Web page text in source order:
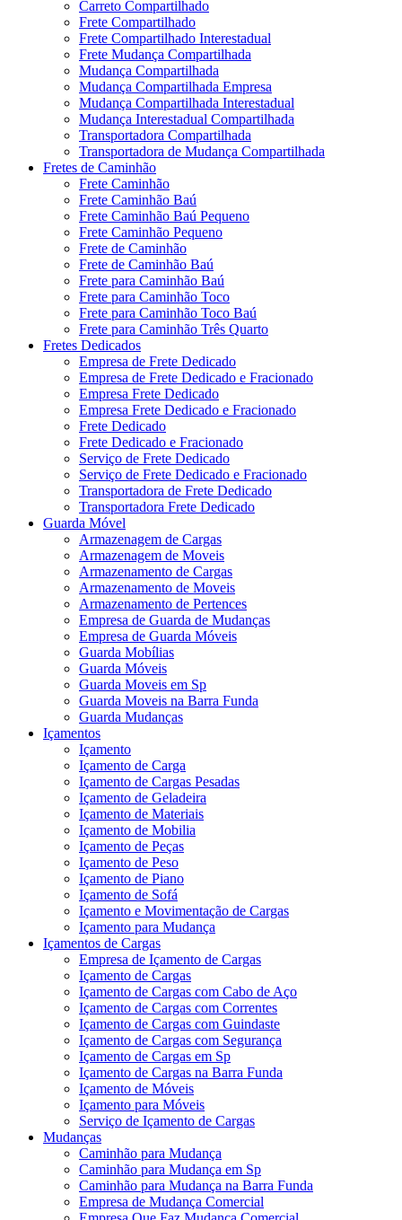
Carreto Compartilhado
Frete Compartilhado
Frete Compartilhado Interestadual
Frete Mudança Compartilhada
Mudança Compartilhada
Mudança Compartilhada Empresa
Mudança Compartilhada Interestadual
Mudança Interestadual Compartilhada
Transportadora Compartilhada
Transportadora de Mudança Compartilhada
Fretes de Caminhão
Frete Caminhão
Frete Caminhão Baú
Frete Caminhão Baú Pequeno
Frete Caminhão Pequeno
Frete de Caminhão
Frete de Caminhão Baú
Frete para Caminhão Baú
Frete para Caminhão Toco
Frete para Caminhão Toco Baú
Frete para Caminhão Três Quarto
Fretes Dedicados
Empresa de Frete Dedicado
Empresa de Frete Dedicado e Fracionado
Empresa Frete Dedicado
Empresa Frete Dedicado e Fracionado
Frete Dedicado
Frete Dedicado e Fracionado
Serviço de Frete Dedicado
Serviço de Frete Dedicado e Fracionado
Transportadora de Frete Dedicado
Transportadora Frete Dedicado
Guarda Móvel
Armazenagem de Cargas
Armazenagem de Moveis
Armazenamento de Cargas
Armazenamento de Moveis
Armazenamento de Pertences
Empresa de Guarda de Mudanças
Empresa de Guarda Móveis
Guarda Mobílias
Guarda Móveis
Guarda Moveis em Sp
Guarda Moveis na Barra Funda
Guarda Mudanças
Içamentos
Içamento
Içamento de Carga
Içamento de Cargas Pesadas
Içamento de Geladeira
Içamento de Materiais
Içamento de Mobilia
Içamento de Peças
Içamento de Peso
Içamento de Piano
Içamento de Sofá
Içamento e Movimentação de Cargas
Içamento para Mudança
Içamentos de Cargas
Empresa de Içamento de Cargas
Içamento de Cargas
Içamento de Cargas com Cabo de Aço
Içamento de Cargas com Correntes
Içamento de Cargas com Guindaste
Içamento de Cargas com Segurança
Içamento de Cargas em Sp
Içamento de Cargas na Barra Funda
Içamento de Móveis
Içamento para Móveis
Serviço de Içamento de Cargas
Mudanças
Caminhão para Mudança
Caminhão para Mudança em Sp
Caminhão para Mudança na Barra Funda
Empresa de Mudança Comercial